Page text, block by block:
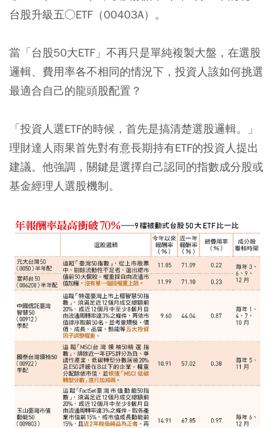
台股升級五○ETF（00403A）。
當「台股50大ETF」不再只是單純複製大盤，在選股
邏輯、費用率各不相同的情況下，投資人該如何挑選
最適合自己的龍頭股配置？
「投資人選ETF的時候，首先是搞清楚選股邏輯。」
理財達人雨果首先對有意長期持有ETF的投資人提出
建議。他強調，關鍵是選擇自己認同的指數成分股或
基金經理人選股機制。